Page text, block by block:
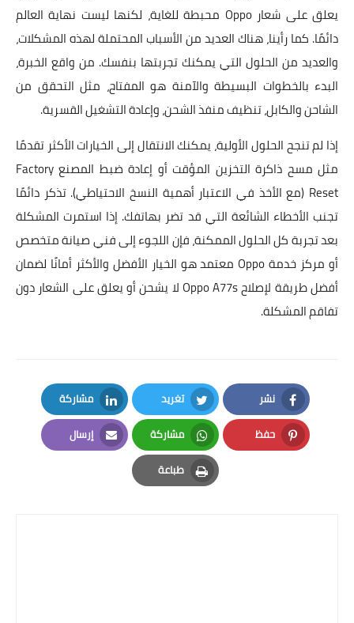
يعلق على شعار Oppo
محبطة للغاية، لكنها ليست نهاية العالم
دائمًا. كما رأينا، هناك العديد من الأسباب المحتملة لهذه المشكلات،
والعديد من الحلول التي يمكنك تجربتها بنفسك. من واقع الخبرة،
البدء بالخطوات البسيطة والآمنة هو المفتاح، مثل التحقق من
الشاحن والكابل، تنظيف منفذ الشحن، وإعادة التشغيل القسرية.
إذا لم تنجح الحلول الأولية، يمكنك الانتقال إلى الخيارات الأكثر تقدمًا
مثل مسح ذاكرة التخزين المؤقت أو
إعادة ضبط المصنع Factory
Reset (مع الأخذ في الاعتبار أهمية النسخ الاحتياطي). تذكر دائمًا
تجنب الأخطاء الشائعة التي قد تضر بهاتفك. إذا استمرت المشكلة
بعد تجربة كل الحلول الممكنة، فإن اللجوء إلى فني صيانة متخصص
أو مركز خدمة Oppo معتمد هو الخيار الأفضل والأكثر أمانًا لضمان
أفضل طريقة لإصلاح Oppo A77s لا يشحن
أو يعلق على الشعار دون
تفاقم المشكلة.
نشر
Facebook
تغريد
Twitter
مشاركة
LinkedIn
حفظ
Pinterest
مشاركة
Whatsapp
إرسال
Email
طباعة
Print